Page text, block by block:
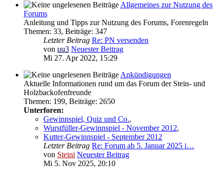
Allgemeines zur Nutzung des
Forums
Anleitung und Tipps zur Nutzung des Forums, Forenregeln
Themen: 33, Beiträge: 347
Letzter Beitrag Re: PN versenden
von uu3 Neuester Beitrag
Mi 27. Apr 2022, 15:29
Ankündigungen
Aktuelle Informationen rund um das Forum der Stein- und
Holzbackofenfreunde
Themen: 199, Beiträge: 2650
Unterforen:
Gewinnspiel, Quiz und Co.,
Wurstfüller-Gewinnspiel - November 2012,
Kutter-Gewinnspiel - September 2012
Letzter Beitrag Re: Forum ab 5. Januar 2025 i…
von Steini Neuester Beitrag
Mi 5. Nov 2025, 20:10